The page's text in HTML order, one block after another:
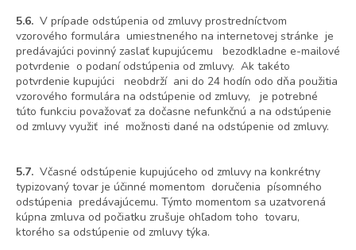
5.6. V prípade odstúpenia od zmluvy prostredníctvom
vzorového formulára umiestneného na internetovej stránke je
predávajúci povinný zaslať kupujúcemu bezodkladne e-mailové
potvrdenie o podaní odstúpenia od zmluvy. Ak takéto
potvrdenie kupujúci neobdrží ani do 24 hodín odo dňa použitia
vzorového formulára na odstúpenie od zmluvy, je potrebné
túto funkciu považovať za dočasne nefunkčnú a na odstúpenie
od zmluvy využiť iné možnosti dané na odstúpenie od zmluvy.
5.7. Včasné odstúpenie kupujúceho od zmluvy na konkrétny
typizovaný tovar je účinné momentom doručenia písomného
odstúpenia predávajúcemu. Týmto momentom sa uzatvorená
kúpna zmluva od počiatku zrušuje ohľadom toho tovaru,
ktorého sa odstúpenie od zmluvy týka.